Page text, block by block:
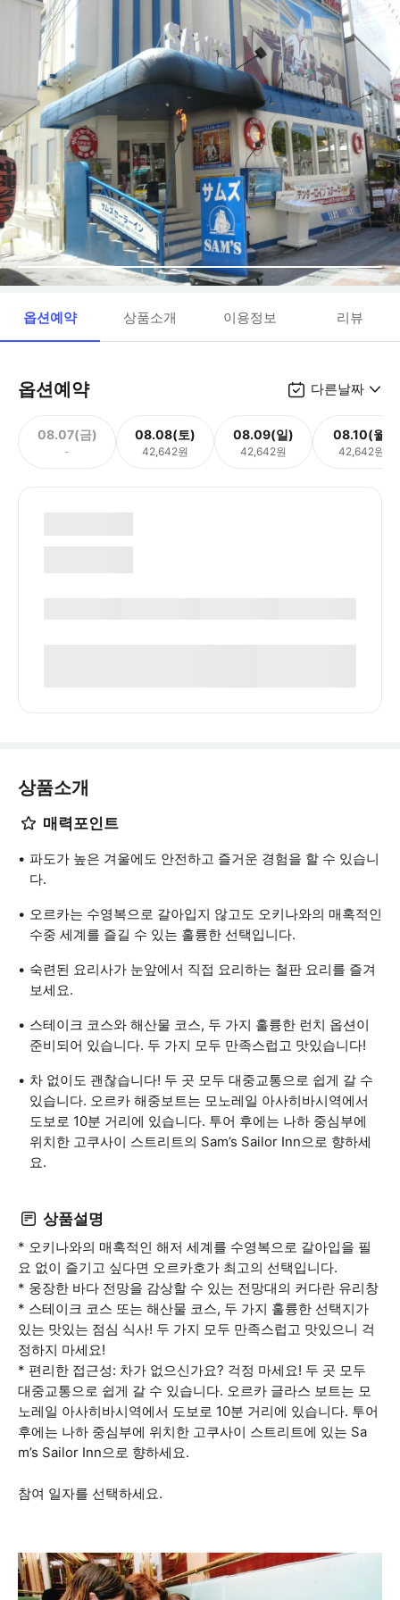
옵션예약 상품소개 이용정보 리뷰
옵션예약 다른날짜
08.07(금)
-
08.08(토)
42,642원
08.09(일)
42,642원
08.10(월)
42,642원
상품소개
매력포인트
파도가 높은 겨울에도 안전하고 즐거운 경험을 할 수 있습니
다.
오르카는 수영복으로 갈아입지 않고도 오키나와의 매혹적인
수중 세계를 즐길 수 있는 훌륭한 선택입니다.
숙련된 요리사가 눈앞에서 직접 요리하는 철판 요리를 즐겨
보세요.
스테이크 코스와 해산물 코스, 두 가지 훌륭한 런치 옵션이
준비되어 있습니다. 두 가지 모두 만족스럽고 맛있습니다!
차 없이도 괜찮습니다! 두 곳 모두 대중교통으로 쉽게 갈 수
있습니다. 오르카 해중보트는 모노레일 아사히바시역에서
도보로 10분 거리에 있습니다. 투어 후에는 나하 중심부에
위치한 고쿠사이 스트리트의 Sam’s Sailor Inn으로 향하세
요.
상품설명
* 오키나와의 매혹적인 해저 세계를 수영복으로 갈아입을 필
요 없이 즐기고 싶다면 오르카호가 최고의 선택입니다.
* 웅장한 바다 전망을 감상할 수 있는 전망대의 커다란 유리창
* 스테이크 코스 또는 해산물 코스, 두 가지 훌륭한 선택지가
있는 맛있는 점심 식사! 두 가지 모두 만족스럽고 맛있으니 걱
정하지 마세요!
* 편리한 접근성: 차가 없으신가요? 걱정 마세요! 두 곳 모두
대중교통으로 쉽게 갈 수 있습니다. 오르카 글라스 보트는 모
노레일 아사히바시역에서 도보로 10분 거리에 있습니다. 투어
후에는 나하 중심부에 위치한 고쿠사이 스트리트에 있는 Sa
m’s Sailor Inn으로 향하세요.
참여 일자를 선택하세요.